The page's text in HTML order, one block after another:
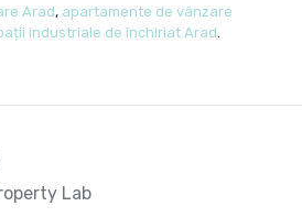
Arad, apartamente de vânzare
industriale de închiriat Arad